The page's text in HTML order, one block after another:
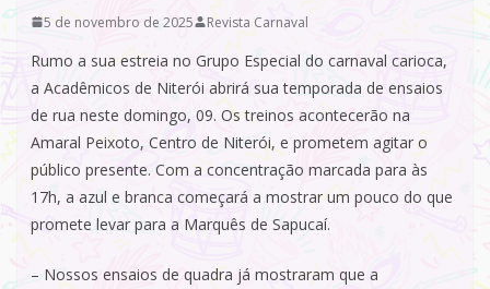
5 de novembro de 2025 Revista Carnaval
Rumo a sua estreia no Grupo Especial do carnaval carioca,
a Acadêmicos de Niterói abrirá sua temporada de ensaios
de rua neste domingo, 09. Os treinos acontecerão na
Amaral Peixoto, Centro de Niterói, e prometem agitar o
público presente. Com a concentração marcada para às
17h, a azul e branca começará a mostrar um pouco do que
promete levar para a Marquês de Sapucaí.
– Nossos ensaios de quadra já mostraram que a